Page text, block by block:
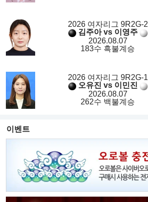
2026 여자리그 9R2G-2
김주아 vs 이영주
2026.08.07
183수 흑불계승
2026 여자리그 9R2G-1
오유진 vs 이민진
2026.08.07
262수 백불계승
이벤트